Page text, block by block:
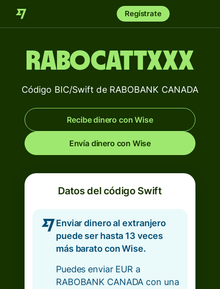
Regístrate
RABOCATTXXX
Código BIC/Swift de RABOBANK CANADA
Recibe dinero con Wise
Envía dinero con Wise
Datos del código Swift
Enviar dinero al extranjero
puede ser hasta 13 veces
más barato con Wise.
Puedes enviar EUR a
RABOBANK CANADA con una